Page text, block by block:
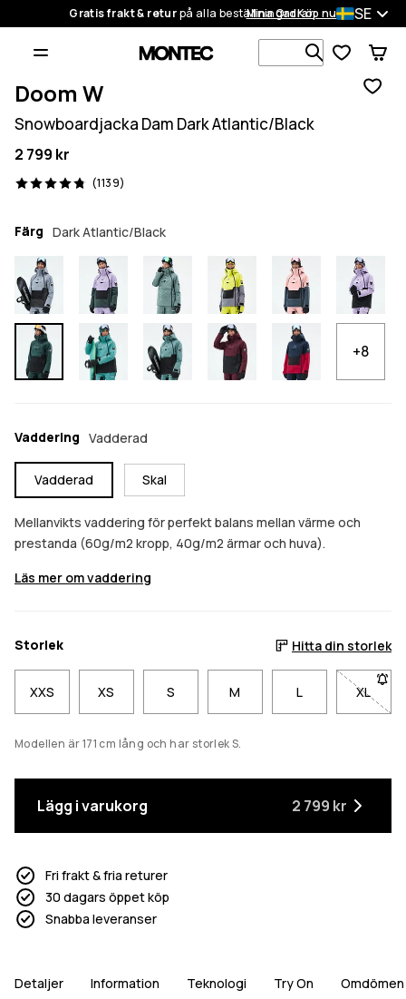
Gratis frakt & returpå alla beställningarKöp nu
Mina Ordrar SE
Sök bland
Doom W
Snowboardjacka Dam Dark Atlantic/Black
2 799 kr
(1139)
1139 recensioner, 4.8/5
Färg Dark Atlantic/Black
+8
Vaddering Vadderad
Vadderad Skal
Mellanvikts vaddering för perfekt balans mellan värme och
prestanda (60g/m2 kropp, 40g/m2 ärmar och huva).
Läs mer om vaddering
Storlek Hitta din storlek
XXS XS S M L XL
-
Modellen är 171 cm lång och har storlek S.
Lägg i varukorg 2 799 kr
Fri frakt & fria returer
30 dagars öppet köp
Snabba leveranser
Detaljer Information Teknologi Try On Omdömen